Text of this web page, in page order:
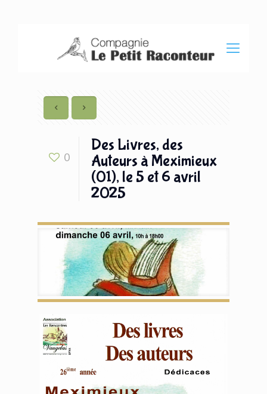
0
Des Livres, des
Auteurs à Meximieux
(01), le 5 et 6 avril
2025